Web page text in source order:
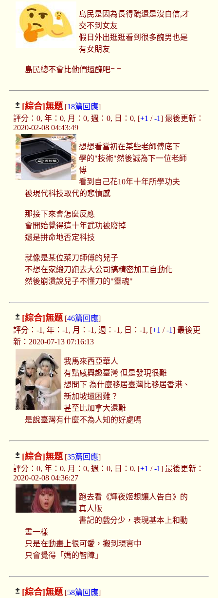
島民是因為長得醜還是沒自信,才
交不到女友
假日外出逛逛看到很多醜男也是
有女朋友
島民總不會比他們還醜吧= =
[綜合]無題[18篇回應]
評分：0, 年：0, 月：0, 週：0, 日：0, [+1 /-1] 最後更新：
2020-02-08 04:43:49
想想看當初在某些老師傅底下
學的"技術"然後誠為下一位老師
傅
看到自己花10年十年所學功夫
被現代科技取代的悲憤感
那接下來會怎麼反應
會開始覺得這十年武功被廢掉
還是拼命地否定科技
就像是某位菜刀師傅的兒子
不想在家緞刀跑去大公司搞精密加工自動化
然後崩潰說兒子不懂刀的"靈魂"
[綜合]無題[46篇回應]
評分：-1, 年：-1, 月：-1, 週：-1, 日：-1, [+1 /-1] 最後更
新：2020-07-13 07:16:13
我馬來西亞華人
有點感興趣臺灣 但是發現很難
想問下 為什麼移居臺灣比移居香港、
新加坡還困難？
甚至比加拿大還難
是說臺灣有什麼不為人知的好處嗎
[綜合]無題[35篇回應]
評分：0, 年：0, 月：0, 週：0, 日：0, [+1 /-1] 最後更新：
2020-02-08 04:36:27
跑去看《輝夜姬想讓人告白》的
真人版
書記的戲分少，表現基本上和動
畫一樣
只是在動畫上很可愛，搬到現實中
只會覺得「媽的智障」
[綜合]無題[58篇回應]